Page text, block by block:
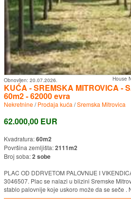
House
Obnovljen: 20.07.2026.
KUĆA - SREMSKA MITROVICA -
60m2 - 62000 evra
Nekretnine/Prodaja kuća /Sremska Mitrovica
62.000,00 EUR
Kvadratura:60m2
Površina zemljišta:2111m2
Broj soba:2 sobe
PLAC OD DDRVETOM PALOVNIJE I
3046507. Plac se nalazi u blizini Sremske
stablo palovnije koje uskoro može da se seče .